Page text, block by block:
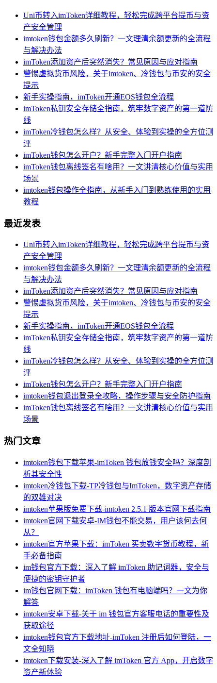
Uni币转入imToken详细教程，轻松完成跨平台提币与资
产安全管理
imtoken钱包金额多久刷新？一文理清余额更新的全流程
与解决办法
imToken添加资产后突然消失？常见原因与应对指南
警惕虚拟货币风险，关于imtoken、冷钱包与币安的安全
提示
新手实操指南，imToken开通EOS钱包全流程
imToken私钥安全存储全指南，筑牢数字资产的第一道防
线
imToken冷钱包怎么样？从安全、体验到实操的全方位测
评
imToken钱包怎么开户？新手完整入门开户指南
imToken钱包离线签名有啥用？一文讲清核心价值与实用
场景
imtoken钱包操作全指南，从新手入门到熟练使用的实用
教程
最近发表
Uni币转入imToken详细教程，轻松完成跨平台提币与资
产安全管理
imtoken钱包金额多久刷新？一文理清余额更新的全流程
与解决办法
imToken添加资产后突然消失？常见原因与应对指南
警惕虚拟货币风险，关于imtoken、冷钱包与币安的安全
提示
新手实操指南，imToken开通EOS钱包全流程
imToken私钥安全存储全指南，筑牢数字资产的第一道防
线
imToken冷钱包怎么样？从安全、体验到实操的全方位测
评
imToken钱包怎么开户？新手完整入门开户指南
imtoken钱包退出登录全攻略，操作步骤与安全防护指南
imToken钱包离线签名有啥用？一文讲清核心价值与实用
场景
热门文章
imtoken钱包下载苹果-imToken 钱包放钱安全吗？深度剖
析其安全性
imtoken冷钱包下载-TP冷钱包与ImToken，数字资产存储
的双雄对决
imtoken苹果版免费下载-imtoken 2.5.1 版本官网下载指南
imtoken官网下载安卓-IM钱包不能交易，用户该何去何
从？
imtoken官方苹果下载：imToken 买卖数字货币教程，新
手必备指南
im钱包官方下载：深入了解 imToken 助记词器，安全与
便捷的密钥守护者
im钱包官网下载：imToken 钱包有电脑端吗？一文为你
解答
imtoken安卓下载-关于 im 钱包官方客服电话的重要性及
获取途径
imtoken钱包官方下载地址-imToken 注册后如何登陆，一
文全知晓
imtoken下载安装-深入了解 imToken 官方 App，开启数字
资产新体验